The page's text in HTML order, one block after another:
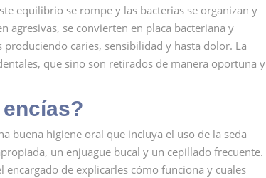
equilibrio se rompe y las bacterias se organizan y
agresivas, se convierten en placa bacteriana y
caries, sensibilidad y hasta dolor. La
que sino son retirados de manera oportuna y
buena higiene oral que incluya el uso de la seda
un enjuague bucal y un cepillado frecuente.
de explicarles cómo funciona y cuales